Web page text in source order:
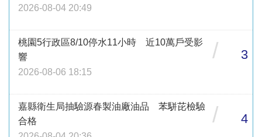
2026-08-04 20:49
桃園5行政區8/10停水11小時 近10萬戶受影
響
2026-08-06 18:15
/ 3
嘉縣衛生局抽驗源春製油廠油品 苯駢芘檢驗
合格
/ 4